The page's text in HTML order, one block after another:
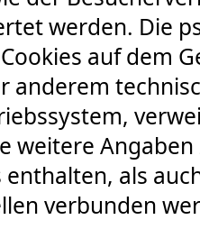
werden. Die
auf dem
anderem
weitere
als
verbunden